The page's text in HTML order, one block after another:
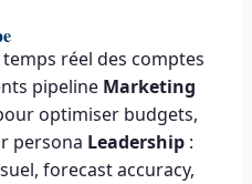
réel des comptes
pipeline Marketing
optimiser budgets,
persona Leadership :
forecast accuracy,